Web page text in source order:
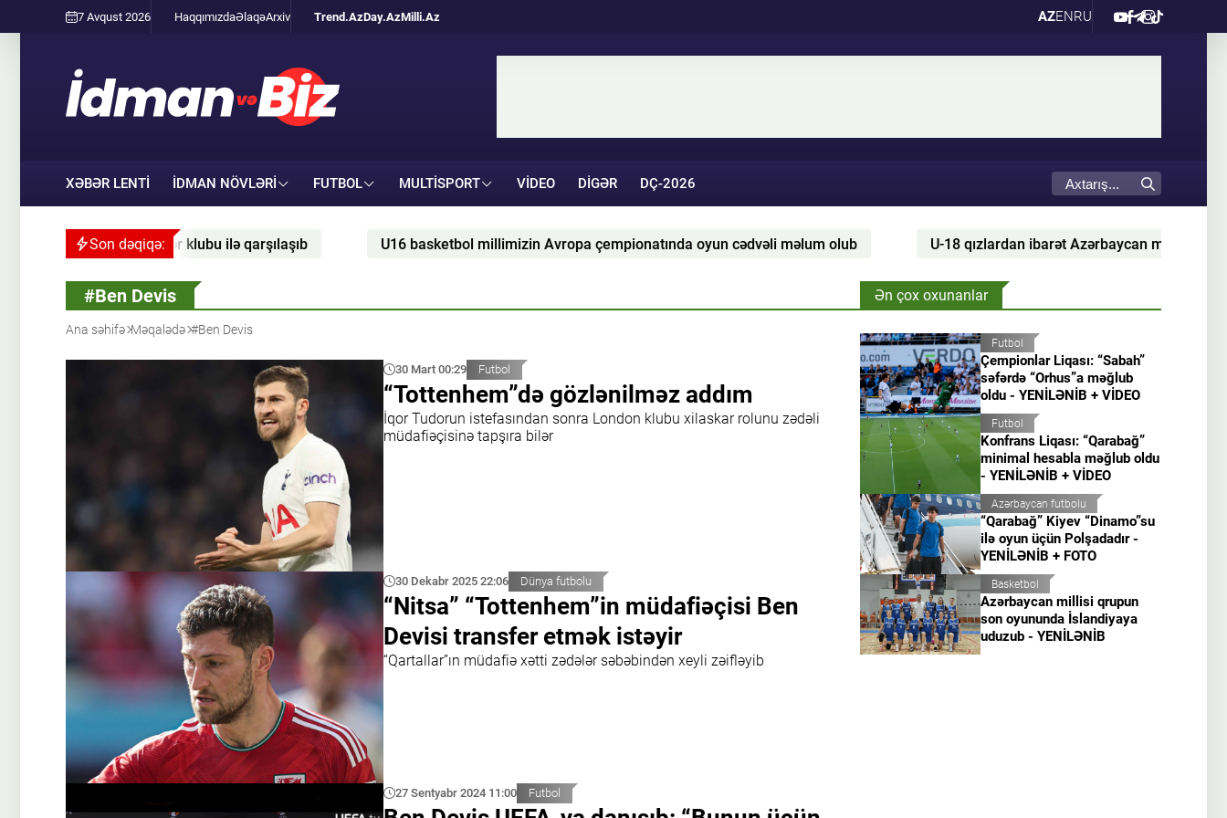
7 Avqust 2026 HaqqımızdaƏlaqəArxiv Trend.AzDay.AzMilli.Az AZENRU
XƏBƏR LENTİ İDMAN NÖVLƏRI FUTBOL MULTISPORT VIDEO DIGƏR DÇ-2026
Son dəqiqə:
Qətər klubu ilə qarşılaşıb U16 basketbol millimizin Avropa çempionatında oyun cədvəli məlum olub U-18 qızlardan ibarət Azərbaycan millisi Şimali
#Ben Devis
Ana səhifə Məqalədə #Ben Devis
30 Mart 00:29 Futbol
“Tottenhem”də gözlənilməz addım
İqor Tudorun istefasından sonra London klubu xilaskar rolunu zədəli
müdafiəçisinə tapşıra bilər
30 Dekabr 2025 22:06 Dünya futbolu
“Nitsa” “Tottenhem”in müdafiəçisi Ben
Devisi transfer etmək istəyir
“Qartallar”ın müdafiə xətti zədələr səbəbindən xeyli zəifləyib
27 Sentyabr 2024 11:00 Futbol
Ən çox oxunanlar
Futbol
Çempionlar Liqası: “Sabah”
səfərdə “Orhus”a məğlub
oldu - YENİLƏNİB + VİDEO
Futbol
Konfrans Liqası: “Qarabağ”
minimal hesabla məğlub oldu
- YENİLƏNİB + VİDEO
Azərbaycan futbolu
“Qarabağ” Kiyev “Dinamo”su
ilə oyun üçün Polşadadır -
YENİLƏNİB + FOTO
Basketbol
Azərbaycan millisi qrupun
son oyununda İslandiyaya
uduzub - YENİLƏNİB